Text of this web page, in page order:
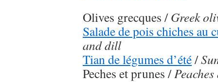
Olives grecques /Greek
Salade de pois chiches au
and dill
Tian de légumes d’été/
Peches et prunes /